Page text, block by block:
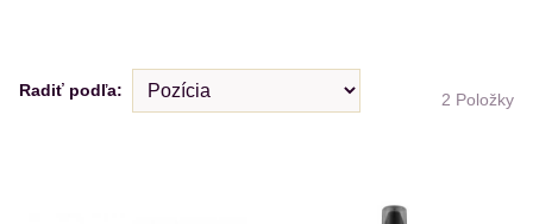
Radiť podľa: 2 Položky